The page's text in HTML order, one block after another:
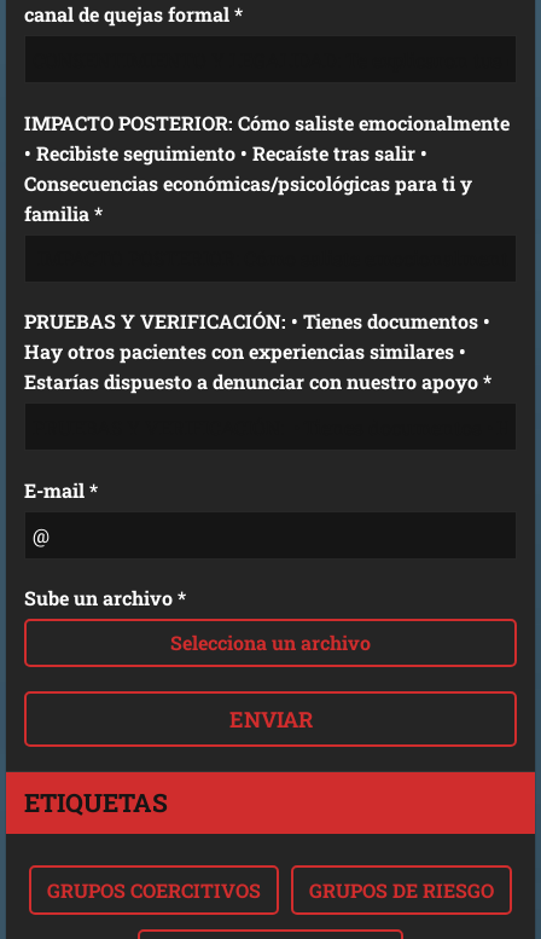
canal de quejas formal *
IMPACTO POSTERIOR: Cómo saliste emocionalmente
• Recibiste seguimiento • Recaíste tras salir •
Consecuencias económicas/psicológicas para ti y
familia *
PRUEBAS Y VERIFICACIÓN: • Tienes documentos •
Hay otros pacientes con experiencias similares •
Estarías dispuesto a denunciar con nuestro apoyo *
E-mail *
Sube un archivo *
Selecciona un archivo
ETIQUETAS
GRUPOS COERCITIVOS GRUPOS DE RIESGO